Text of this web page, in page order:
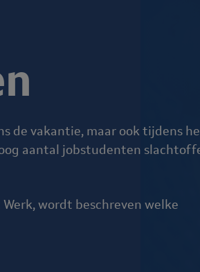
de vakantie, maar ook tijdens
aantal jobstudenten
wordt beschreven welke